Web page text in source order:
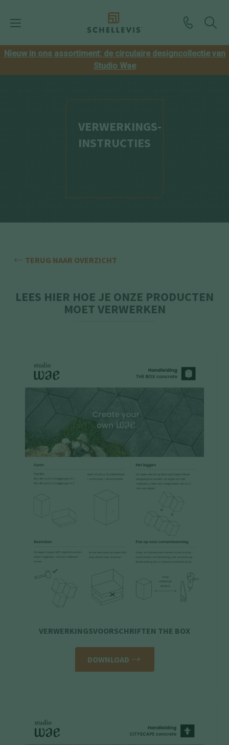
Nieuw in ons assortiment: de circulaire designcollectie van
Studio Wae
VERWERKINGS-
INSTRUCTIES
TERUG NAAR OVERZICHT
LEES HIER HOE JE ONZE PRODUCTEN
MOET VERWERKEN
VERWERKINGSVOORSCHRIFTEN THE BOX
DOWNLOAD